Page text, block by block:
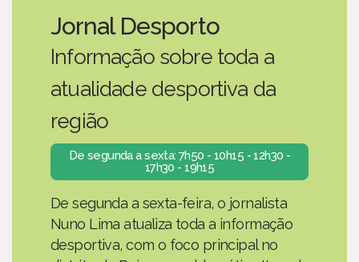
Jornal Desporto
Informação sobre toda a
atualidade desportiva da
região
De segunda a sexta: 7h50 - 10h15 - 12h30 -
17h30 - 19h15
De segunda a sexta-feira, o jornalista
Nuno Lima atualiza toda a informação
desportiva, com o foco principal no